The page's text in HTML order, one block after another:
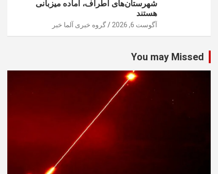
شهرستان‌های اطراف، آماده میزبانی
هستند
آگوست 6, 2026 گروه خبری آلما خبر
You may Missed